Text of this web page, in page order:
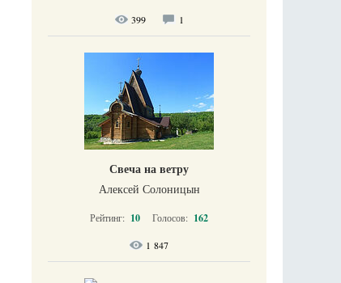
399 1
Свеча на ветру
Алексей Солоницын
Рейтинг: 10 Голосов: 162
1 847